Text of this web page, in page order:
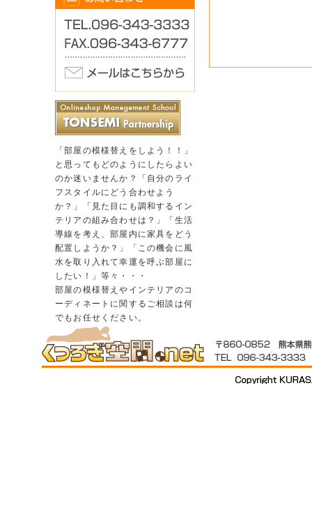
「部屋の模様替えをしよう！！」
と思ってもどのようにしたらよい
のか迷いませんか？「自分のライ
フスタイルにどう合わせよう
か？」「見た目にも調和するイン
テリアの組み合わせは？」「生活
導線を考え、部屋内に家具をどう
配置しようか？」「この機会に風
水を取り入れて幸運を呼ぶ部屋に
したい！」等々・・・
部屋の模様替えやインテリアのコ
ーディネートに関するご相談は何
でもお任せください。